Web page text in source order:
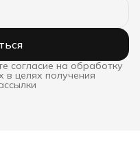
согласие на обработку
в целях получения